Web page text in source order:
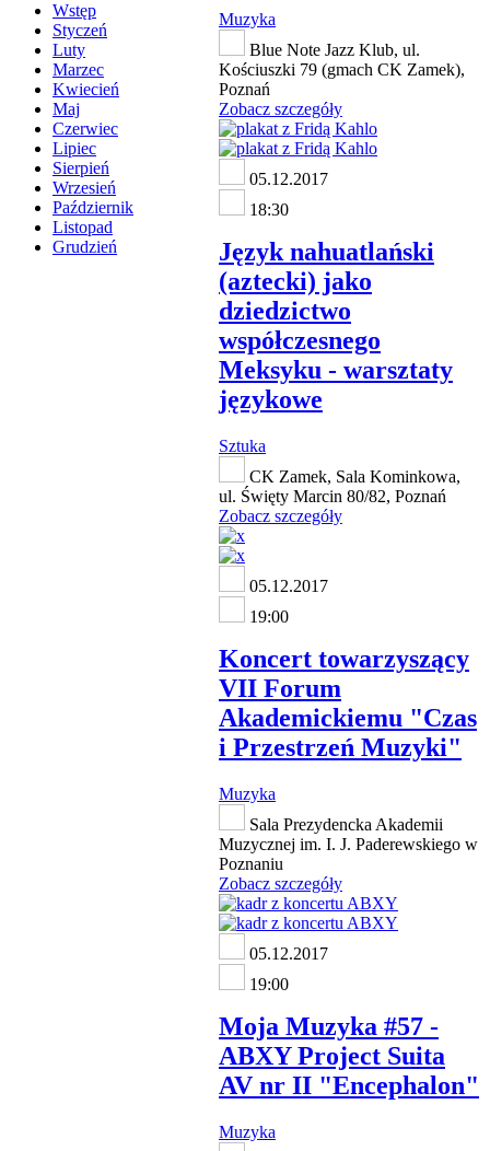
Wstęp
Styczeń
Luty
Marzec
Kwiecień
Maj
Czerwiec
Lipiec
Sierpień
Wrzesień
Październik
Listopad
Grudzień
Muzyka
Blue Note Jazz Klub, ul.
Kościuszki 79 (gmach CK Zamek),
Poznań
Zobacz szczegóły
05.12.2017
18:30
Język nahuatlański
(aztecki) jako
dziedzictwo
współczesnego
Meksyku - warsztaty
językowe
Sztuka
CK Zamek, Sala Kominkowa,
ul. Święty Marcin 80/82, Poznań
Zobacz szczegóły
05.12.2017
19:00
Koncert towarzyszący
VII Forum
Akademickiemu "Czas
i Przestrzeń Muzyki"
Muzyka
Sala Prezydencka Akademii
Muzycznej im. I. J. Paderewskiego w
Poznaniu
Zobacz szczegóły
05.12.2017
19:00
Moja Muzyka #57 -
ABXY Project Suita
AV nr II "Encephalon"
Muzyka